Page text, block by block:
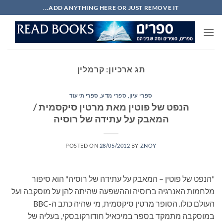
to
content
ADD ANYTHING HERE OR JUST REMOVE IT...
תג ארכיון: קרמלין
ספרי עיון, ספרי מדע, ספרי תיעוד
הנפט של פוטין מאת מרטין סיקסמית /
המאבק על עתידה של רוסיה
POSTED ON 28/05/2012 BY ZNOY
"הנפט של פוטין – המאבק על עתידה של רוסיה" הוא סיפור
מלחמות האנרגיה ברוסיה וההשפעה שהיתה להן על מוסקבה ועל
העולם כולו. הסופר מרטין סיקסמית, מי שהיה כתב ה-BBC
במוסקבה מתמקד בספר במיכאיל חודורקובסקי, בעליה של